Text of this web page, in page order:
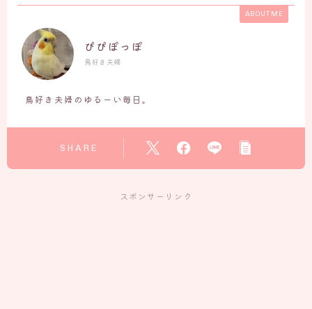
ABOUT ME
ぴぴぽっぽ
鳥好き夫婦
鳥好き夫婦のゆるーい毎日。
SHARE
スポンサーリンク